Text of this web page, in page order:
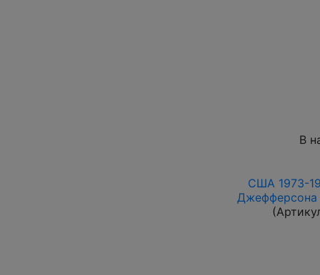
В
США 1973-
Джефферсона